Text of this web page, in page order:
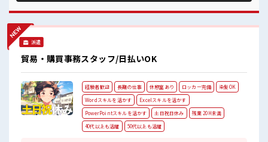
中♪ ピタっと定時退社！ 残業は基本ナシ♪ 高収入もバッチリ
目指せますよ！
派遣
貿易・購買事務スタッフ/日払いOK
経験者歓迎 長期の仕事 休憩室あり ロッカー完備
染髪OK
Wordスキルを活かす
Excelスキルを活かす
PowerPointスキルを活かす
土日祝日休み
残業 20H未満
40代以上も活躍
50代以上も活躍